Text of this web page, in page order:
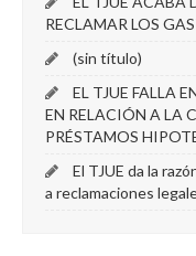
RECLAMAR LOS
(sin título)
EL TJUE FALLA
EN RELACIÓN A LA
PRÉSTAMOS
El TJUE da la
a reclamaciones